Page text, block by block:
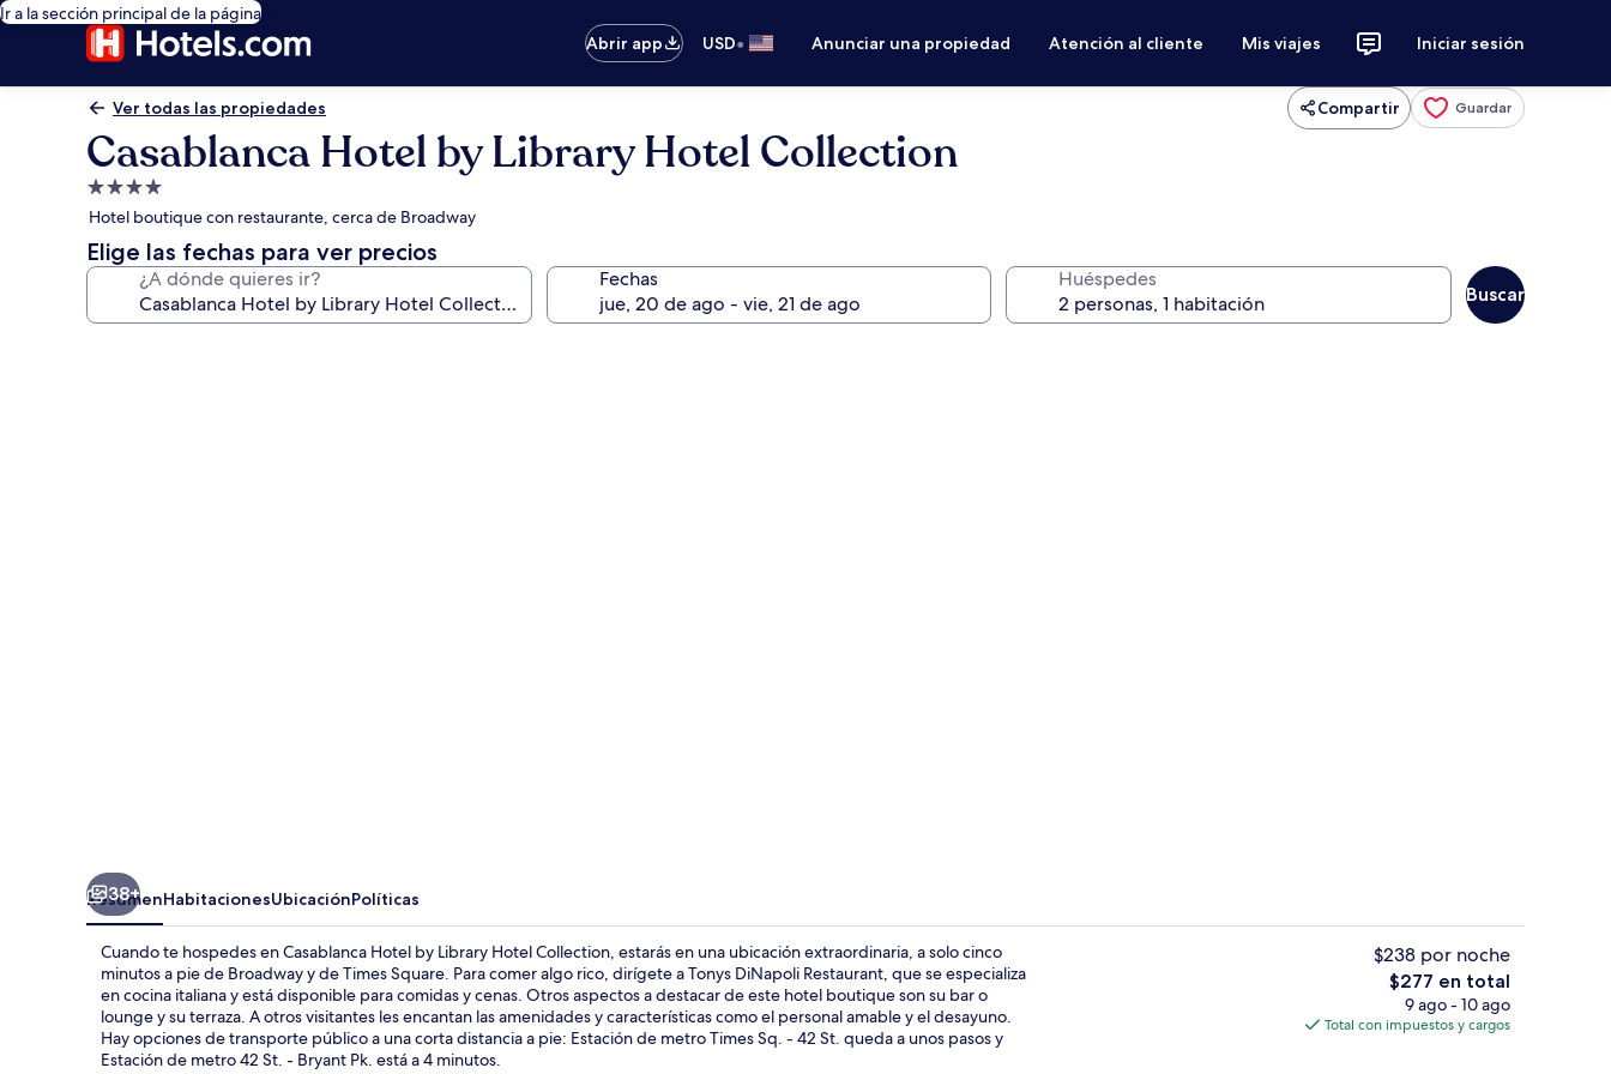
Ir a la sección principal de la página
Abrir app
USD• Anunciar una propiedad Atención al cliente Mis viajes Iniciar sesión
Ver todas las propiedades Compartir Guardar
Casablanca Hotel by Library Hotel Collection
Propiedad
de
4.0
estrellas
Hotel boutique con restaurante, cerca de Broadway
Elige las fechas para ver precios
¿A dónde quieres ir? Fechas Huéspedes
Buscar
Bar (en la propiedad)
38+
ResumenHabitacionesUbicaciónPolíticas
Cuando te hospedes en Casablanca Hotel by Library Hotel Collection, estarás en una ubicación extraordinaria, a solo cinco
minutos a pie de Broadway y de Times Square. Para comer algo rico, dirígete a Tonys DiNapoli Restaurant, que se especializa
en cocina italiana y está disponible para comidas y cenas. Otros aspectos a destacar de este hotel boutique son su bar o
lounge y su terraza. A otros visitantes les encantan las amenidades y características como el personal amable y el desayuno.
Hay opciones de transporte público a una corta distancia a pie: Estación de metro Times Sq. - 42 St. queda a unos pasos y
Estación de metro 42 St. - Bryant Pk. está a 4 minutos.
$238 por noche
El
precio
total
$277 en total
9 ago - 10 ago
Total con impuestos y cargos